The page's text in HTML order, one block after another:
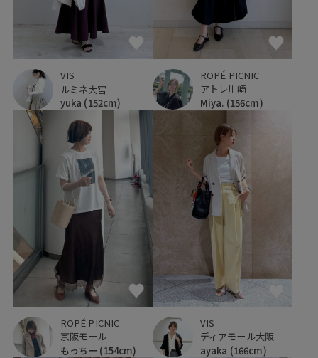
VIS
ルミネ大宮
yuka (152cm)
ROPÉ PICNIC
アトレ川崎
Miya. (156cm)
ROPÉ PICNIC
京阪モール
もっちー (154cm)
VIS
ディアモール大阪
ayaka (166cm)